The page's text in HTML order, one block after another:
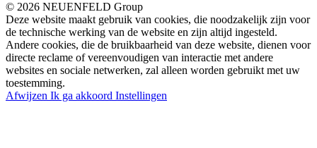
© 2026 NEUENFELD Group
Deze website maakt gebruik van cookies, die noodzakelijk zijn voor
de technische werking van de website en zijn altijd ingesteld.
Andere cookies, die de bruikbaarheid van deze website, dienen voor
directe reclame of vereenvoudigen van interactie met andere
websites en sociale netwerken, zal alleen worden gebruikt met uw
toestemming.
Afwijzen Ik ga akkoord Instellingen